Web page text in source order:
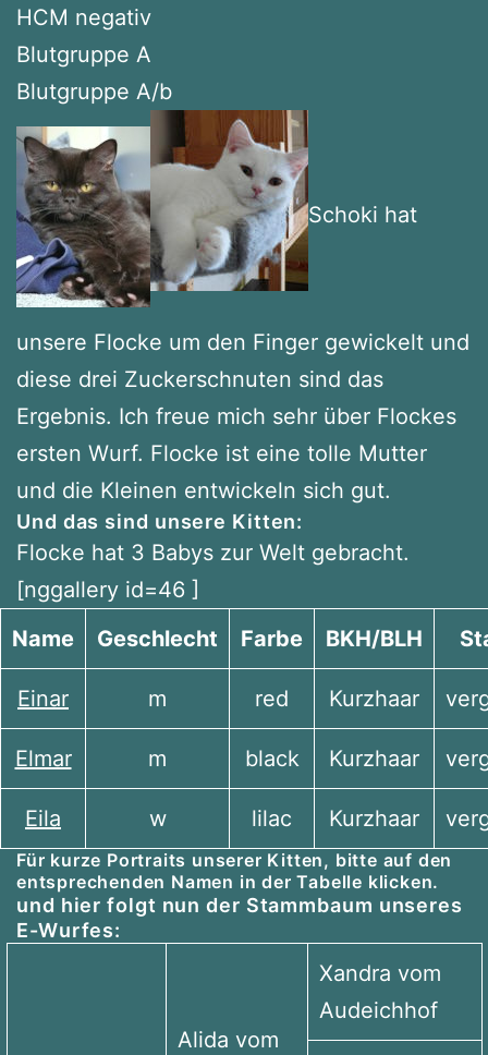
HCM negativ
Blutgruppe A
Blutgruppe A/b
Schoki hat
unsere Flocke um den Finger gewickelt und
diese drei Zuckerschnuten sind das
Ergebnis. Ich freue mich sehr über Flockes
ersten Wurf. Flocke ist eine tolle Mutter
und die Kleinen entwickeln sich gut.
Und das sind unsere Kitten:
Flocke hat 3 Babys zur Welt gebracht.
[nggallery id=46 ]
Name
Geschlecht Farbe BKH/BLH
Einar m red Kurzhaar
Elmar m black Kurzhaar
Eila w lilac Kurzhaar
Für kurze Portraits unserer Kitten, bitte auf den
entsprechenden Namen in der Tabelle klicken.
und hier folgt nun der Stammbaum unseres
E-Wurfes:
Alida vom
Xandra vom
Audeichhof